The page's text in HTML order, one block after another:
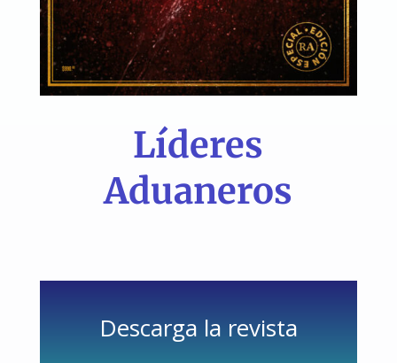
Líderes
Aduaneros
Descarga la revista